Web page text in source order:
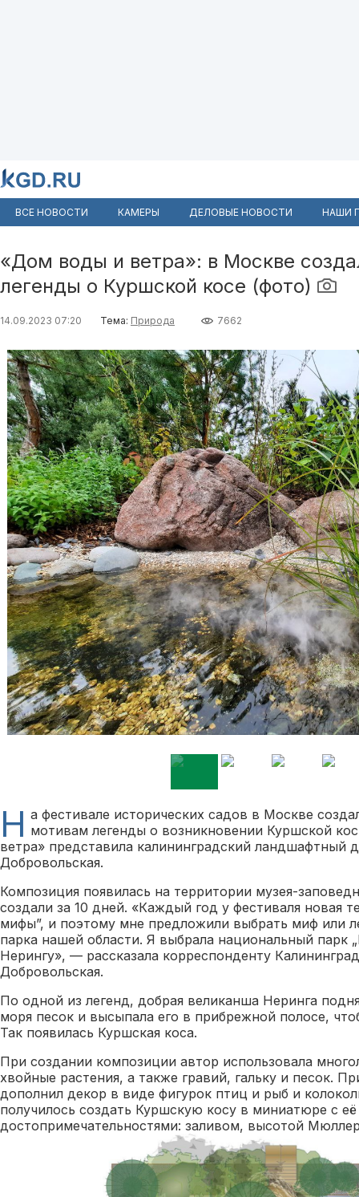
ВСЕ НОВОСТИ КАМЕРЫ ДЕЛОВЫЕ НОВОСТИ НАШИ
«Дом воды и ветра»: в Москве
легенды о Куршской косе (фото)
14.09.2023 07:20 Тема: Природа 7662
Н а фестивале исторических садов в Москве
мотивам легенды о возникновении Куршской
ветра» представила калининградский ландшафтный
Добровольская.
Композиция появилась на территории музея-
создали за 10 дней. «Каждый год у фестиваля новая
мифы”, и поэтому мне предложили выбрать миф или
парка нашей области. Я выбрала национальный парк
Нерингу», — рассказала корреспонденту
Добровольская.
По одной из легенд, добрая великанша Неринга
моря песок и высыпала его в прибрежной полосе,
Так появилась Куршская коса.
При создании композиции автор использовала
хвойные растения, а также гравий, гальку и песок.
дополнил декор в виде фигурок птиц и рыб и
получилось создать Куршскую косу в миниатюре с
достопримечательностями: заливом, высотой